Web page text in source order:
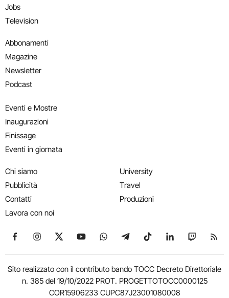
Jobs
Television
Abbonamenti
Magazine
Newsletter
Podcast
Eventi e Mostre
Inaugurazioni
Finissage
Eventi in giornata
Chi siamo
Pubblicità
Contatti
Lavora con noi
University
Travel
Produzioni
Seguici su Facebook
Seguici su Instagram
Seguici su X
Seguici su YouTube
Seguici su WhatsApp
Seguici su Telegram
Seguici su TikTok
Seguici su
Seguici
Sito realizzato con il contributo bando TOCC Decreto Direttoriale
n. 385 del 19/10/2022 PROT. PROGETTOTOCC0000125
COR15906233 CUPC87J23001080008